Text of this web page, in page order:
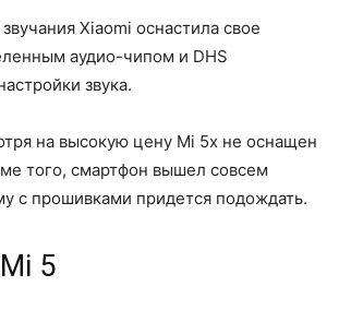
Xiaomi оснастила свое
аудио-чипом и DHS
звука.
на высокую цену Mi 5x не оснащен
того, смартфон вышел совсем
с прошивками придется подождать.
5